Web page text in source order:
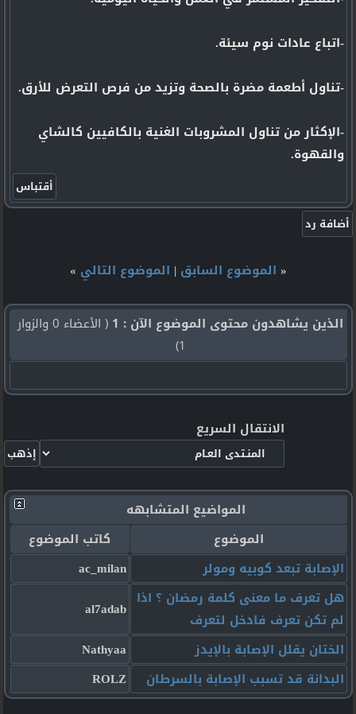
-اتباع عادات نوم سيئة.
-تناول أطعمة مضرة بالصحة وتزيد من فرص التعرض للأرق.
-الإكثار من تناول المشروبات الغنية بالكافيين كالشاي
والقهوة.
« الموضوع السابق | الموضوع التالي »
الذين يشاهدون محتوى الموضوع الآن : 1
( الأعضاء 0 والزوار
1)
الانتقال السريع
المواضيع المتشابهه
الموضوع
كاتب الموضوع
الإصابة تبعد كوبيه ومولر
ac_milan
هل تعرف ما معنى كلمة رمضان ؟ اذا
لم تكن تعرف فادخل لتعرف
al7adab
الختان يقلل الإصابة بالإيدز
Nathyaa
البدانة قد تسبب الإصابة بالسرطان
ROLZ